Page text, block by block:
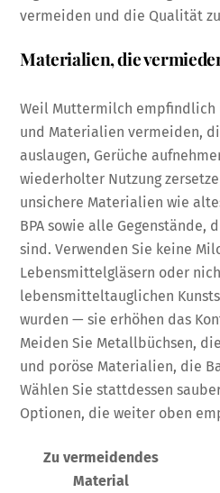
vermeiden und die Qualität
Materialien, die
Weil Muttermilch
und Materialien vermeiden,
auslaugen, Gerüche
wiederholter Nutzung
unsichere Materialien wie
BPA sowie alle
sind. Verwenden Sie keine
Lebensmittelgläsern oder
lebensmitteltauglichen
wurden — sie erhöhen das
Meiden Sie Metallbüchsen,
und poröse Materialien, die
Wählen Sie stattdessen
Optionen, die weiter oben
Zu vermeidendes
Material